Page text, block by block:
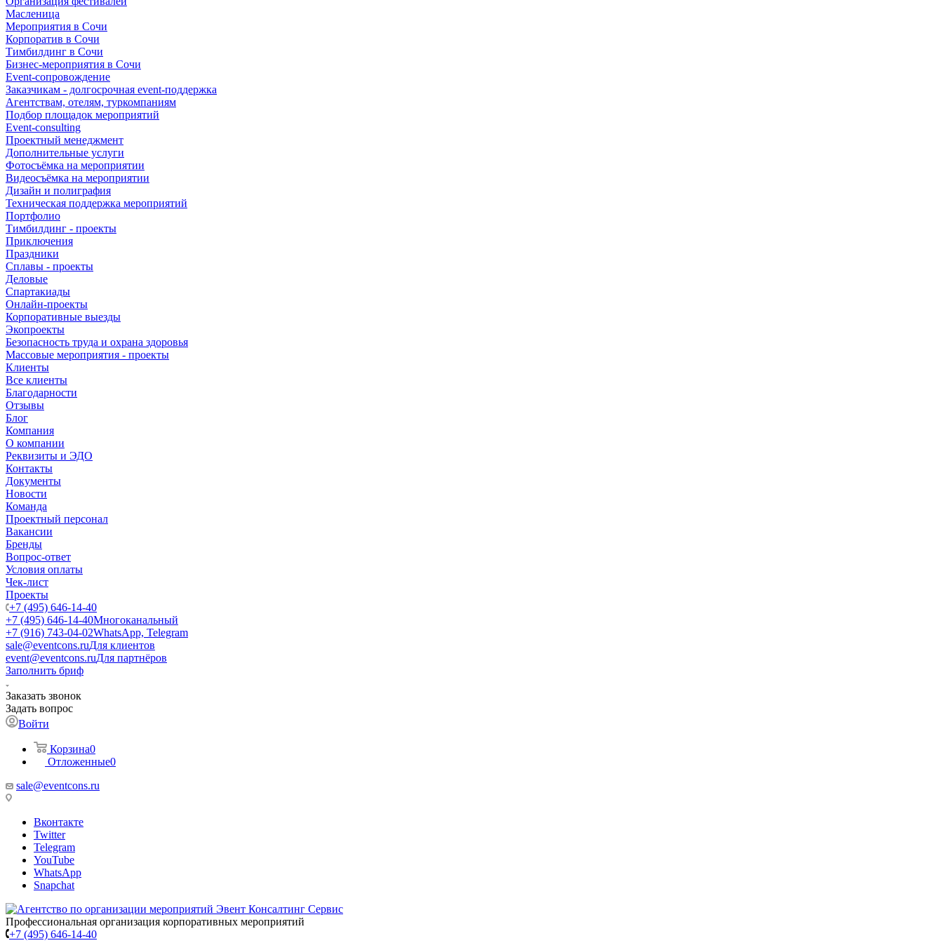
Масленица
Мероприятия в Сочи
Корпоратив в Сочи
Тимбилдинг в Сочи
Бизнес-мероприятия в Сочи
Event-сопровождение
Заказчикам - долгосрочная event-поддержка
Агентствам, отелям, туркомпаниям
Подбор площадок мероприятий
Event-consulting
Проектный менеджмент
Дополнительные услуги
Фотосъёмка на мероприятии
Видеосъёмка на мероприятии
Дизайн и полиграфия
Техническая поддержка мероприятий
Портфолио
Тимбилдинг - проекты
Приключения
Праздники
Сплавы - проекты
Деловые
Спартакиады
Онлайн-проекты
Корпоративные выезды
Экопроекты
Безопасность труда и охрана здоровья
Массовые мероприятия - проекты
Клиенты
Все клиенты
Благодарности
Отзывы
Блог
Компания
О компании
Реквизиты и ЭДО
Контакты
Документы
Новости
Команда
Проектный персонал
Вакансии
Бренды
Вопрос-ответ
Условия оплаты
Чек-лист
Проекты
+7 (495) 646-14-40
+7 (495) 646-14-40Многоканальный
+7 (916) 743-04-02WhatsApp, Telegram
sale@eventcons.ruДля клиентов
event@eventcons.ruДля партнёров
Заполнить бриф
Заказать звонок
Задать вопрос
Войти
Корзина0
Отложенные0
sale@eventcons.ru
Вконтакте
Twitter
Telegram
YouTube
WhatsApp
Snapchat
Профессиональная организация корпоративных мероприятий
+7 (495) 646-14-40